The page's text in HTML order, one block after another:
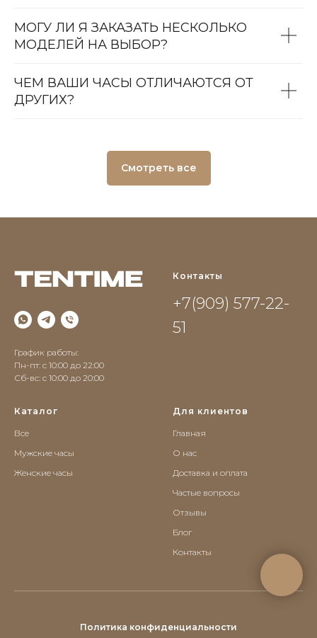
МОГУ ЛИ Я ЗАКАЗАТЬ НЕСКОЛЬКО
МОДЕЛЕЙ НА ВЫБОР?
ЧЕМ ВАШИ ЧАСЫ ОТЛИЧАЮТСЯ ОТ
ДРУГИХ?
Смотреть все
График работы:
Пн-пт: с 10:00 до 22:00
Сб-вс: c 10:00 до 20:00
Контакты
+7(909) 577-22-
51
Каталог
Все
Мужские часы
Женские часы
Для клиентов
Главная
О нас
Доставка и оплата
Частые вопросы
Отзывы
Блог
Контакты
Политика конфиденциальности